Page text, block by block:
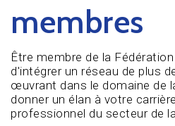
membres
Être membre de la
d'intégrer un réseau de plus
œuvrant dans le domaine de
donner un élan à votre
professionnel du secteur de